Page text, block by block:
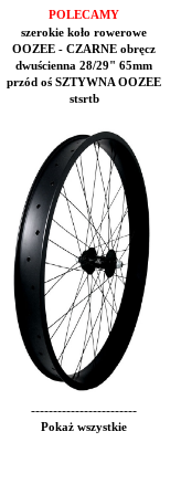
POLECAMY
szerokie koło rowerowe
OOZEE - CZARNE obręcz
dwuścienna 28/29" 65mm
przód oś SZTYWNA OOZEE
stsrtb
------------------------
Pokaż wszystkie